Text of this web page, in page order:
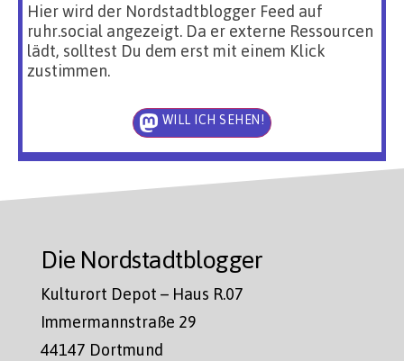
Hier wird der Nordstadtblogger Feed auf
ruhr.social angezeigt. Da er externe Ressourcen
lädt, solltest Du dem erst mit einem Klick
zustimmen.
WILL ICH SEHEN!
Die Nordstadtblogger
Kulturort Depot – Haus R.07
Immermannstraße 29
44147 Dortmund